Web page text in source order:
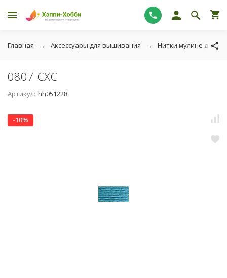
Главная Аксессуары для вышивания Нитки мулине для
0807 СХС
Артикул: hh051228
-10%